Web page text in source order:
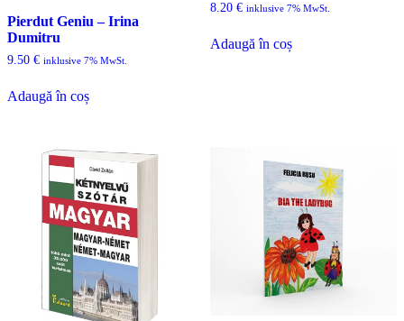
Pierdut Geniu – Irina
Dumitru
9.50 € inklusive 7% MwSt.
Adaugă în coș
8.20 € inklusive 7% MwSt.
Adaugă în coș